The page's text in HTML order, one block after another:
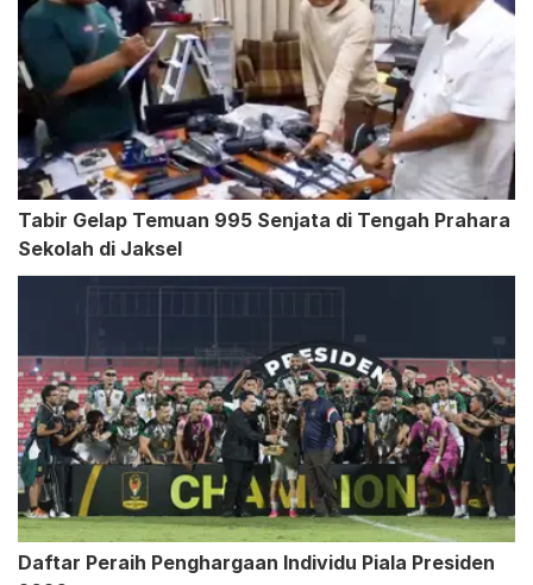
Tabir Gelap Temuan 995 Senjata di Tengah Prahara
Sekolah di Jaksel
Daftar Peraih Penghargaan Individu Piala Presiden